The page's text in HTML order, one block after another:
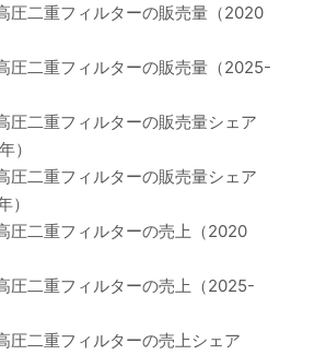
圧二重フィルターの販売量（2020
圧二重フィルターの販売量（2025-
圧二重フィルターの販売量シェア
）
圧二重フィルターの販売量シェア
）
圧二重フィルターの売上（2020
圧二重フィルターの売上（2025-
圧二重フィルターの売上シェア